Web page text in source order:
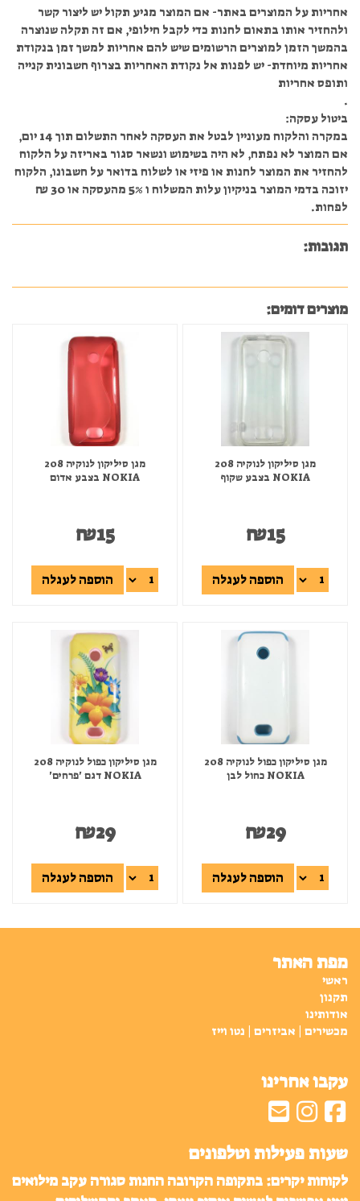
אחריות על המוצרים באתר- אם המוצר מגיע תקול יש ליצור קשר
ולהחזיר אותו בתאום לחנות כדי לקבל חילופי, אם זה תקלה שנוצרה
בהמשך הזמן למוצרים הרשומים שיש להם אחריות למשך זמן בנקודת
אחריות מיוחדת- יש לפנות אל נקודת האחריות בצרוף חשבונית קנייה
ותופס אחריות
.
ביטול עסקה:
במקרה והלקוח מעוניין לבטל את העסקה לאחר התשלום תוך 14 יום,
אם המוצר לא נפתח, לא היה בשימוש ונשאר סגור באריזה על הלקוח
להחזיר את המוצר לחנות או פיזי או לשלוח בדואר על חשבונו, הלקוח
יזוכה בדמי המוצר בניקיון עלות המשלוח ו 5% מהעסקה או 30 ₪
לפחות.
תגובות:
מוצרים דומים:
מגן סיליקון לנוקיה 208
NOKIA בצבע שקוף
₪15
הוספה לעגלה
מגן סיליקון לנוקיה 208
NOKIA בצבע אדום
₪15
הוספה לעגלה
מגן סיליקון כפול לנוקיה 208
NOKIA כחול לבן
₪29
הוספה לעגלה
מגן סיליקון כפול לנוקיה 208
NOKIA דגם 'פרחים'
₪29
הוספה לעגלה
מפת האתר
ראשי
תקנון
אודותינו
מכשירים | אביזרים | נטו וייז
עקבו אחרינו
שעות פעילות וטלפונים
לקוחות יקרים: בתקופה הקרובה החנות סגורה עקב מילואים